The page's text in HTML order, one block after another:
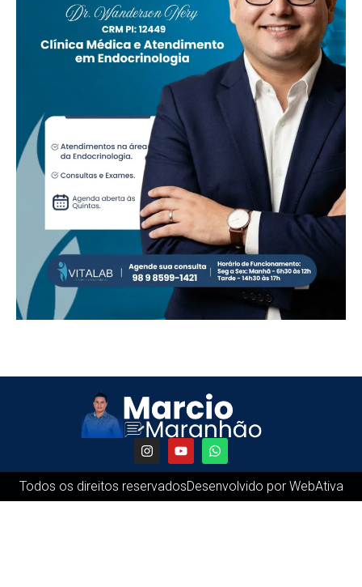
Todos os direitos reservadosDesenvolvido por WebAtiva